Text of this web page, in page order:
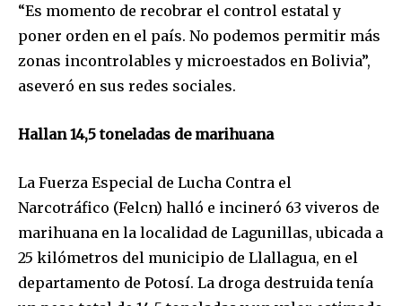
Join our community of
SUBSCRIBERS and be part of the
conversation.
your privacy and won't spam your inbox. Your information is
SUBSCRIBE
“Es momento de recobrar el control estatal y
poner orden en el país. No podemos permitir más
zonas incontrolables y microestados en Bolivia”,
aseveró en sus redes sociales.
Hallan 14,5 toneladas de marihuana
La Fuerza Especial de Lucha Contra el
Narcotráfico (Felcn) halló e incineró 63 viveros de
marihuana en la localidad de Lagunillas, ubicada a
25 kilómetros del municipio de Llallagua, en el
departamento de Potosí. La droga destruida tenía